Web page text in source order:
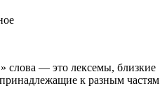
слова — это лексемы, близкие
к разным частям